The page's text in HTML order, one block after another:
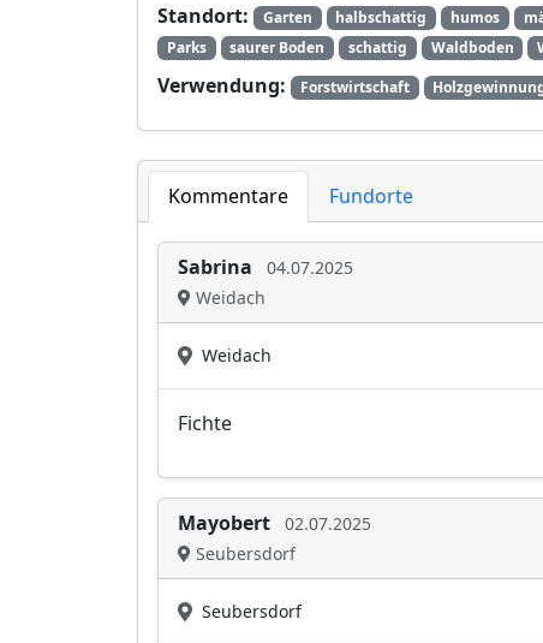
Standort: Garten halbschattig humos
Parks
saurer Boden schattig Waldboden
Verwendung: Forstwirtschaft
Kommentare Fundorte
Sabrina
04.07.2025
Weidach
Weidach
Fichte
Mayobert
02.07.2025
Seubersdorf
Seubersdorf